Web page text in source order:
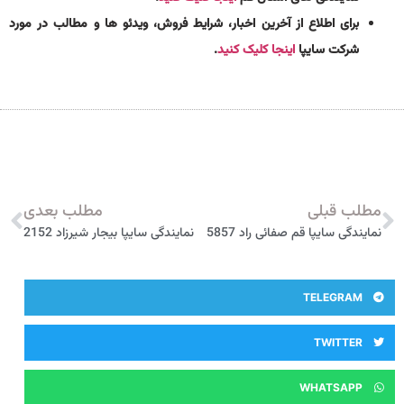
برای اطلاع از آخرین اخبار، شرایط فروش، ویدئو ها و مطالب در مورد
شرکت سایپااینجا کلیک کنید.
مطلب قبلی
نمایندگی سایپا قم صفائی راد 5857
مطلب بعدی
نمایندگی سایپا بیجار شیرزاد 2152
TELEGRAM
TWITTER
WHATSAPP